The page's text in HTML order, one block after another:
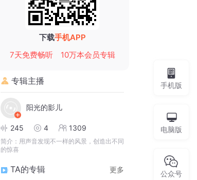
下载手机APP
7天免费畅听
10万本会员专辑
专辑主播
阳光的影儿
245 4 1309
简介： 用声音发现不一样的风景，创造出不同
的惊喜
TA的专辑 更多
手机版
电脑版
公众号